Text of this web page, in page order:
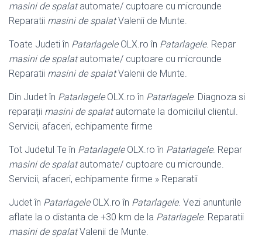
masini de spalatautomate/ cuptoare cu microunde
Reparatii masini de spalatValenii de Munte.
Toate Judeti în PatarlageleOLX.ro în Patarlagele. Repar
masini de spalatautomate/ cuptoare cu microunde
Reparatii masini de spalatValenii de Munte.
Din Judet în PatarlageleOLX.ro în Patarlagele. Diagnoza si
reparații masini de spalatautomate la domiciliul clientul.
Servicii, afaceri, echipamente firme
Tot Judetul Te în PatarlageleOLX.ro în Patarlagele. Repar
masini de spalatautomate/ cuptoare cu microunde.
Servicii, afaceri, echipamente firme » Reparatii
Judet în PatarlageleOLX.ro în Patarlagele. Vezi anunturile
aflate la o distanta de +30 km de la Patarlagele. Reparatii
masini de spalatValenii de Munte.